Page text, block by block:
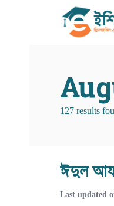
127 results
ঈদুল
Last updated